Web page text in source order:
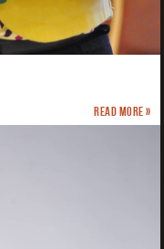
Read more »